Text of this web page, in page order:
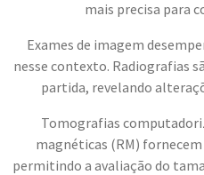
mais precisa para
Exames de imagem
nesse contexto. Radiografias
partida, revelando
Tomografias
magnéticas (RM)
permitindo a avaliação do